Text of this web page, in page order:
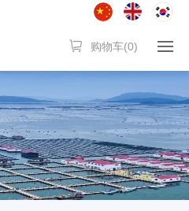
购物车(0)